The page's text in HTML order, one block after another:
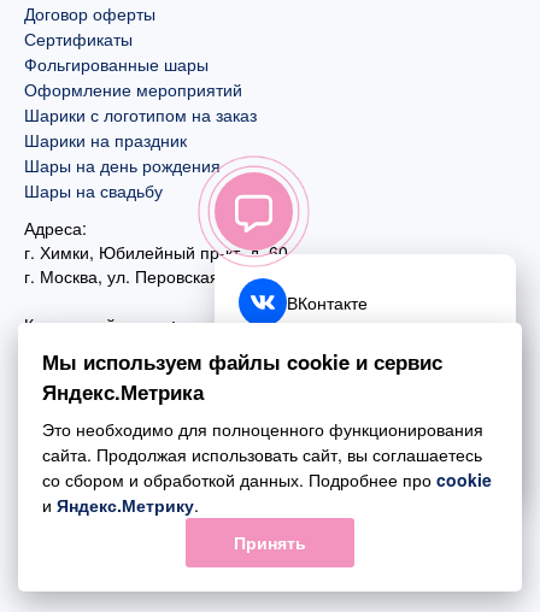
Договор оферты
Сертификаты
Фольгированные шары
Оформление мероприятий
Шарики с логотипом на заказ
Шарики на праздник
Шары на день рождения
Шары на свадьбу
Адреса:
г. Химки, Юбилейный пр-кт, д. 60
г. Москва, ул. Перовская, д. 59
Контактный номер:
+7 (495) 970-44-75
Почта:
mail@esta-fiesta.ru
Режим работы интернет-магазина:
ПН-ВС с 09:00 до 21:00
ВКонтакте
Telegram
Обратный звонок
Мы используем файлы cookie и сервис
Яндекс.Метрика
Это необходимо для полноценного функционирования
сайта. Продолжая использовать сайт, вы соглашаетесь
со сбором и обработкой данных. Подробнее про cookie
и Яндекс.Метрику.
Принять